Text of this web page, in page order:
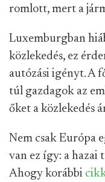
romlott, mert a
Luxemburgban
közlekedés, ez
autózási igényt. A
túl gazdagok az
őket a közlekedés
Nem csak Európa
van ez így: a hazai
Ahogy korábbi